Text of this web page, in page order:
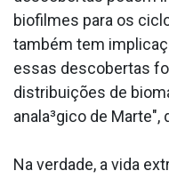
biofilmes para os
também tem
essas descobertas
distribuições de
anala³gico de Marte",
Na verdade, a vida